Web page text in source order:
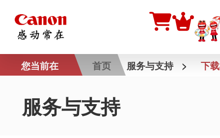
您当前在 首页 服务与支持 > 下
服务与支持